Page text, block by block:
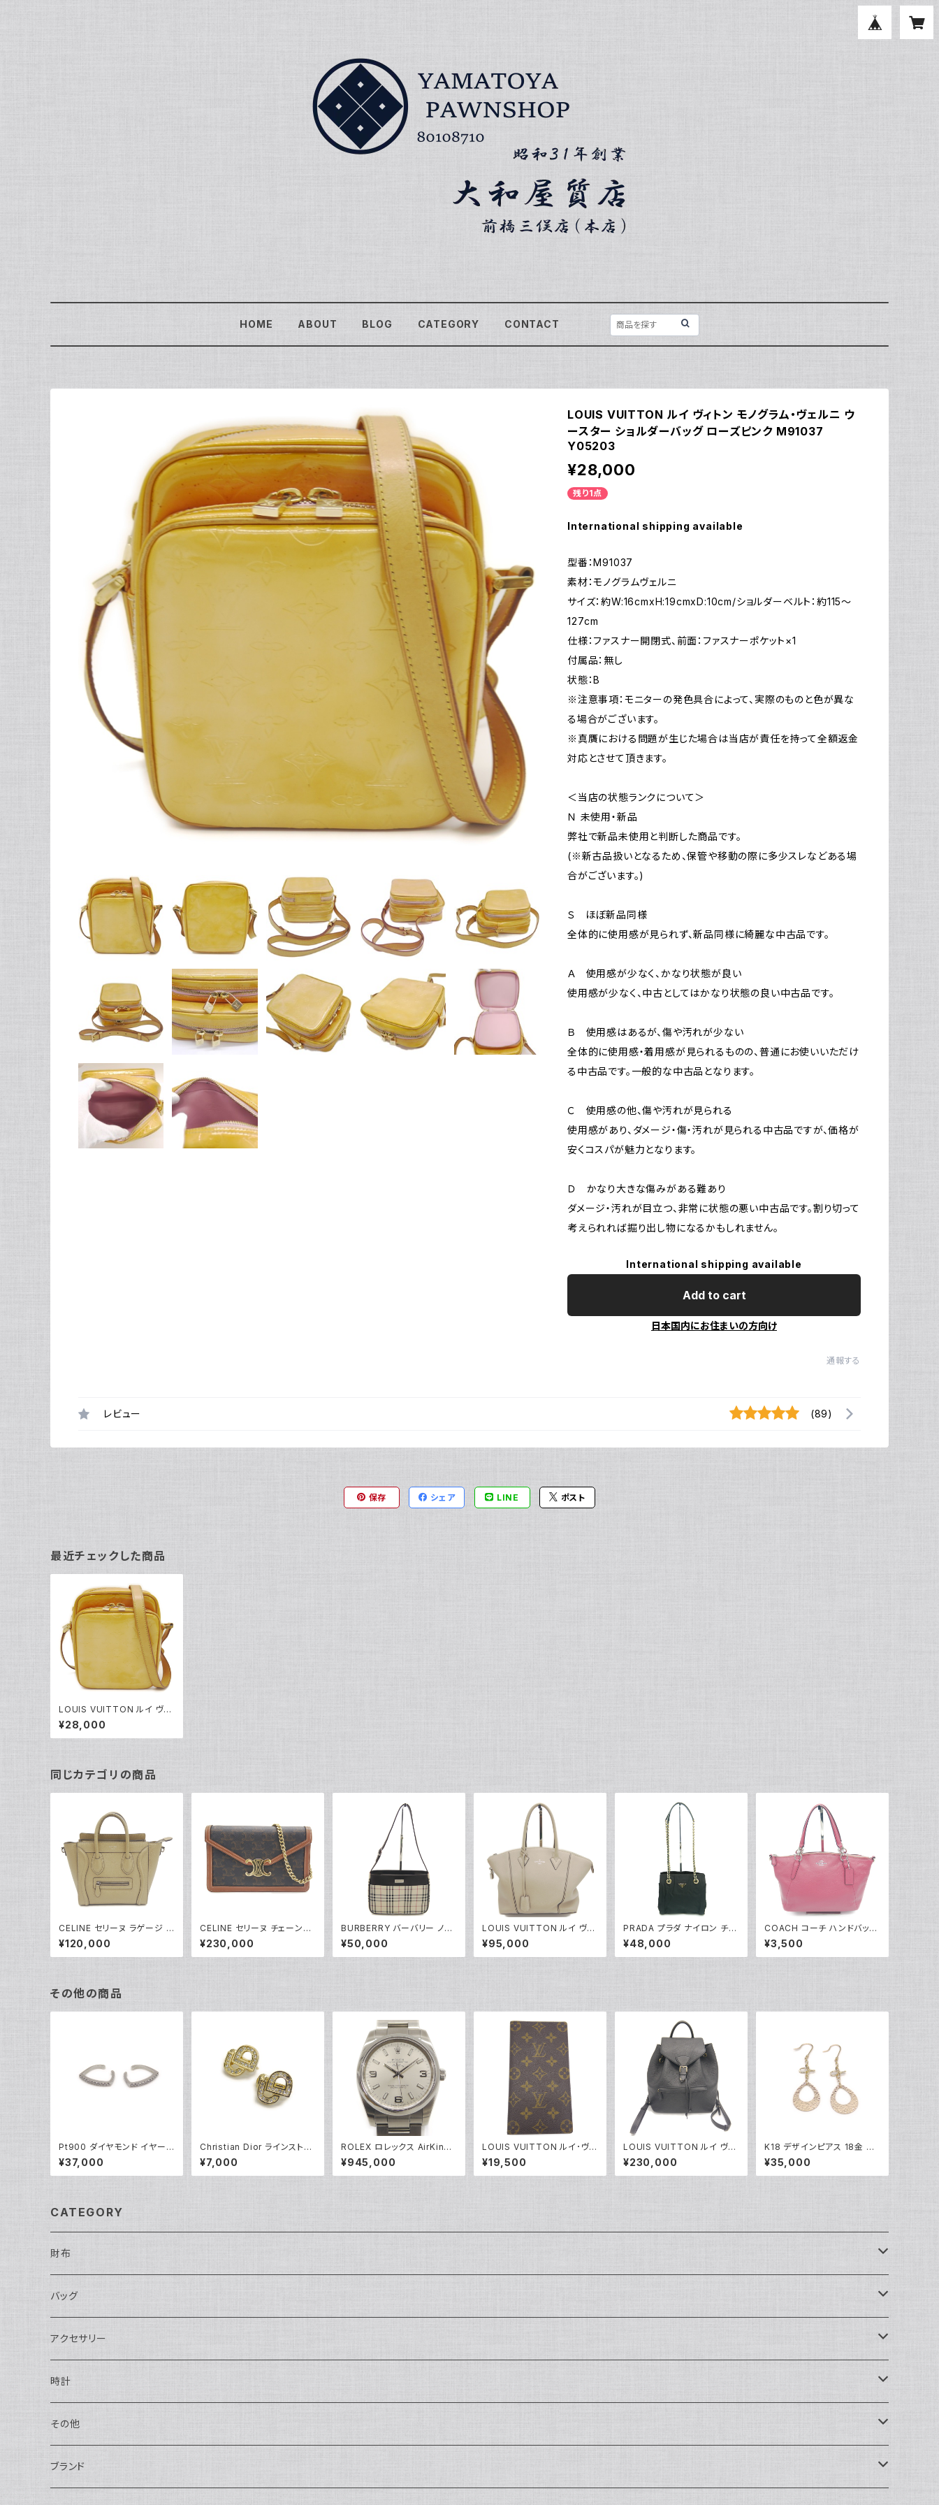
HOME ABOUT BLOG CATEGORY CONTACT
LOUIS VUITTON ルイ ヴィトン モノグラム・ヴェルニ ウ
ースター ショルダーバッグ ローズピンク M91037
Y05203
¥28,000
残り1点
International shipping available
型番：M91037
素材：モノグラムヴェルニ
サイズ：約W:16cmxH:19cmxD:10cm/ショルダーベルト：約115～
127cm
仕様：ファスナー開閉式、前面：ファスナーポケット×1
付属品：無し
状態：B
※注意事項：モニターの発色具合によって、実際のものと色が異な
る場合がございます。
※真贋における問題が生じた場合は当店が責任を持って全額返金
対応とさせて頂きます。
＜当店の状態ランクについて＞
Ｎ 未使用・新品
弊社で新品未使用と判断した商品です。
(※新古品扱いとなるため、保管や移動の際に多少スレなどある場
合がございます。)
Ｓ ほぼ新品同様
全体的に使用感が見られず、新品同様に綺麗な中古品です。
Ａ 使用感が少なく、かなり状態が良い
使用感が少なく、中古としてはかなり状態の良い中古品です。
Ｂ 使用感はあるが、傷や汚れが少ない
全体的に使用感・着用感が見られるものの、普通にお使いいただけ
る中古品です。一般的な中古品となります。
Ｃ 使用感の他、傷や汚れが見られる
使用感があり、ダメージ・傷・汚れが見られる中古品ですが、価格が
安くコスパが魅力となります。
Ｄ かなり大きな傷みがある難あり
ダメージ・汚れが目立つ、非常に状態の悪い中古品です。割り切って
考えられれば掘り出し物になるかもしれません。
International shipping available
Add to cart
日本国内にお住まいの方向け
通報する
レビュー (89)
保存 シェア LINE ポスト
最近チェックした商品
LOUIS VUITTON ルイ ヴィ
トン モノグラム・ヴェルニ ウー
スター ショルダーバッグ ロー
ズピンク M91037 Y05203
¥28,000
同じカテゴリの商品
CELINE セリーヌ ラゲージ ナ
ノショッパー ハンドバッグ 2W
AY ショルダーバッグ レザー
ベージュ 189243 Y05219
¥120,000
CELINE セリーヌ チェーンウ
ォレット マーゴ トリオンフキャ
ンバス ショルダーバッグ 10L4
62DQB.04LU Y05229
¥230,000
BURBERRY バーバリー ノバ
チェック柄 ショルダーバッグ Y
05220
¥50,000
LOUIS VUITTON ルイ ヴィ
トン ロックイットPM パルナセ
ア ハンドバッグ 2WAY ショル
ダーバッグ M50030 Y0520
¥95,000
PRADA プラダ ナイロン チェ
ーンショルダートートバッグ 型
掛け ショルダーバッグ B4418
Y04337
¥48,000
COACH コーチ ハンドバッグ
2WAY ショルダーバッグ レザ
ー ピンク F36675 Y04009
¥3,500
その他の商品
Pt900 ダイヤモンド イヤーカ
フ プラチナ Y05254
¥37,000
Christian Dior ラインストー
ン CDロゴ クリップイヤリング
※石抜けあり Y05247
¥7,000
ROLEX ロレックス AirKing
エアキング 114200 M番 SS
自動巻き シルバー文字盤 Y0
5156
¥945,000
LOUIS VUITTON ルイ･ヴィ
トン モノグラム ポルト バルー
ル カルト クレディ M61823
Y05170
¥19,500
LOUIS VUITTON ルイ ヴィ
トン モンスリPM モノグラムア
ンプラント ノワール バックパッ
ク リュックサック M45205 Y
¥230,000
K18 デザインピアス 18金 フ
ックピアス Y05251
¥35,000
CATEGORY
財布
長財布
二つ折り
バッグ
ショルダーバッグ・ボディバッグ
ハンドバッグ・ポーチ
トートバッグ
バックパック・リュックサック
アクセサリー
ネックレス
指輪
ピアス・イヤリング
時計
アナログ・機械式
アナログ・クォーツ
その他
ペン・万年筆
ブランド